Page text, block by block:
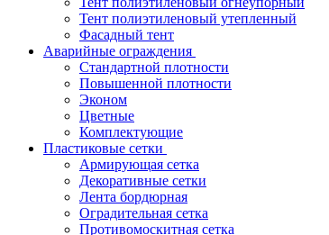
Тент полиэтиленовый утепленный
Фасадный тент
Аварийные ограждения
Стандартной плотности
Повышенной плотности
Эконом
Цветные
Комплектующие
Пластиковые сетки
Армирующая сетка
Декоративные сетки
Лента бордюрная
Оградительная сетка
Противомоскитная сетка